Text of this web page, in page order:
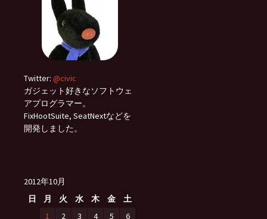
Twitter: @civic
ガジェット好きなソフトウェ
アプログラマー。
FixHootSuite, SeatNextなどを
開発しました。
2012年10月
日
月 火 水 木 金
土
1
2 3 4 5
6